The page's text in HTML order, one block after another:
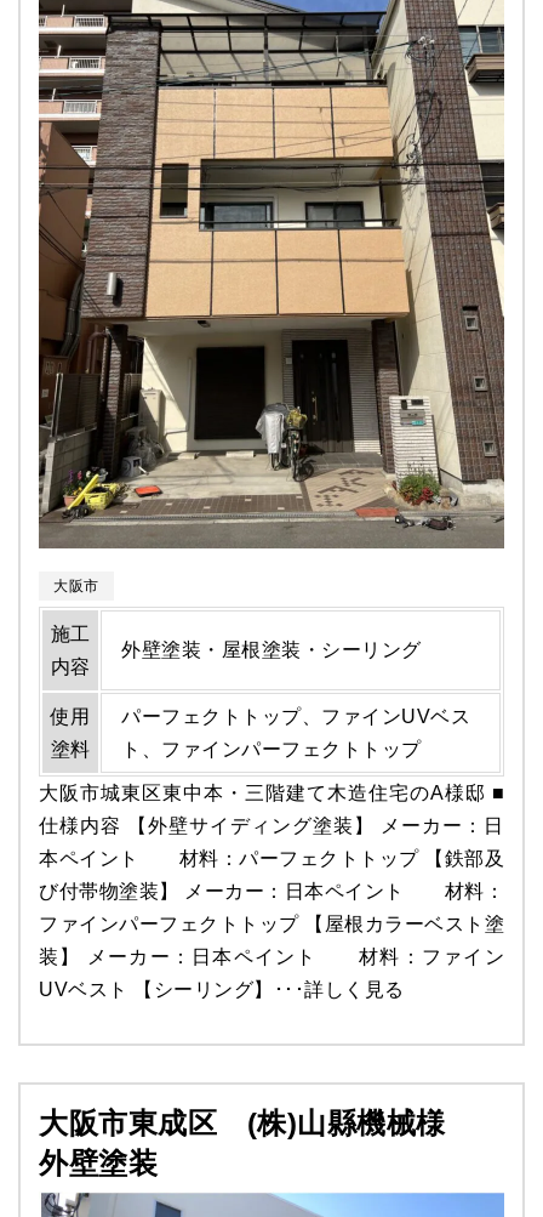
大阪市
施工
内容
外壁塗装・屋根塗装・シーリング
使用
塗料
パーフェクトトップ、ファインUVベス
ト、ファインパーフェクトトップ
大阪市城東区東中本・三階建て木造住宅のA様邸 ■
仕様内容 【外壁サイディング塗装】 メーカー：日
本ペイント 材料：パーフェクトトップ 【鉄部及
び付帯物塗装】 メーカー：日本ペイント 材料：
ファインパーフェクトトップ 【屋根カラーベスト塗
装】 メーカー：日本ペイント 材料：ファイン
UVベスト 【シーリング】･･･詳しく見る
大阪市東成区 (株)山縣機械様
外壁塗装